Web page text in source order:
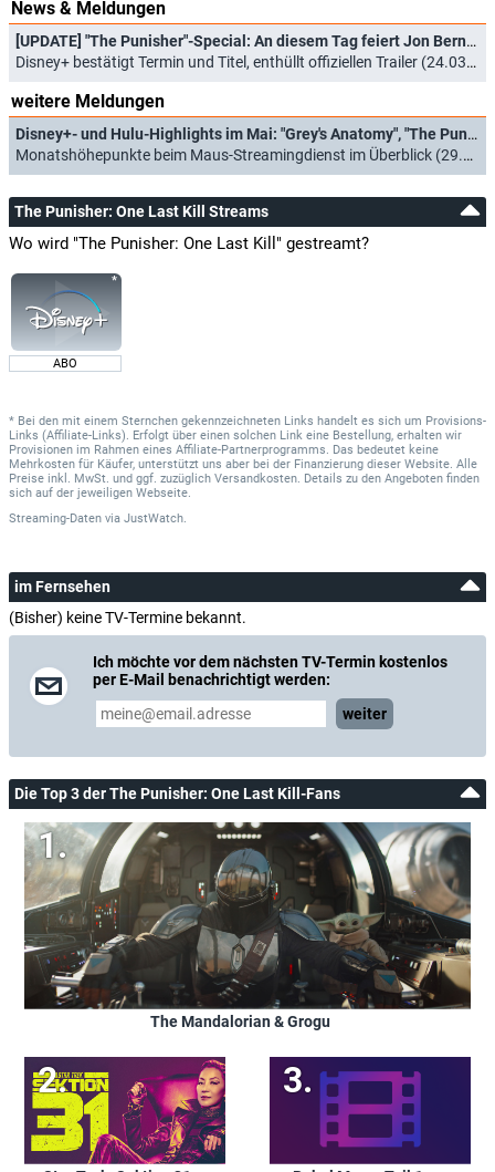
News & Meldungen
[UPDATE] "The Punisher"-Special: An diesem Tag feiert Jon Bernthal sein Comeback
Disney+ bestätigt Termin und Titel, enthüllt offiziellen Trailer (24.03.2026)
weitere Meldungen
Disney+- und Hulu-Highlights im Mai: "Grey's Anatomy", "The Punisher"-Special und "Rivals"
Monatshöhepunkte beim Maus-Streamingdienst im Überblick (29.04.2026)
The Punisher: One Last Kill Streams
Wo wird "The Punisher: One Last Kill" gestreamt?
ABO
* Bei den mit einem Sternchen gekennzeichneten Links handelt es sich um Provisions-
Links (Affiliate-Links). Erfolgt über einen solchen Link eine Bestellung, erhalten wir
Provisionen im Rahmen eines Affiliate-Partnerprogramms. Das bedeutet keine
Mehrkosten für Käufer, unterstützt uns aber bei der Finanzierung dieser Website. Alle
Preise inkl. MwSt. und ggf. zuzüglich Versandkosten. Details zu den Angeboten finden
sich auf der jeweiligen Webseite.
Streaming-Daten via JustWatch.
im Fernsehen
(Bisher) keine TV-Termine bekannt.
Ich möchte vor dem nächsten TV-Termin kostenlos
per E-Mail benachrichtigt werden:
weiter
Die Top 3 der The Punisher: One Last Kill-Fans
The Mandalorian & Grogu